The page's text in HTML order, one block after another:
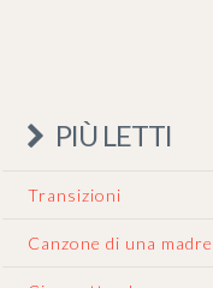
PIÙ LETTI
Transizioni
Canzone di una madre